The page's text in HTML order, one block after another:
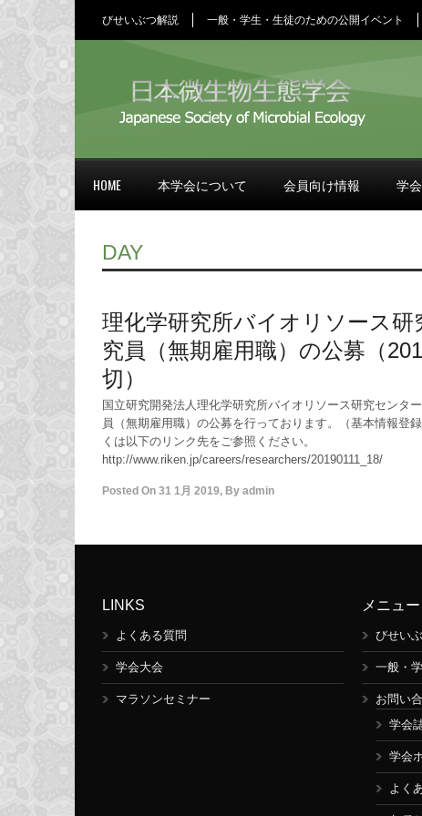
びせいぶつ解説 一般・学生・生徒のための公開イベント
HOME 本学会について 会員向け情報 学
DAY
理化学研究所バイオリソース
究員（無期雇用職）の公募（
切）
国立研究開発法人理化学研究所バイオリソース研究センタ
員（無期雇用職）の公募を行っております。（基本情報登
くは以下のリンク先をご参照ください。
http://www.riken.jp/careers/researchers/20190111_18/
Posted On 31 1月 2019, By admin
LINKS
よくある質問
学会大会
マラソンセミナー
メニュー
びせい
一般・
お問い
学会
学会
よく